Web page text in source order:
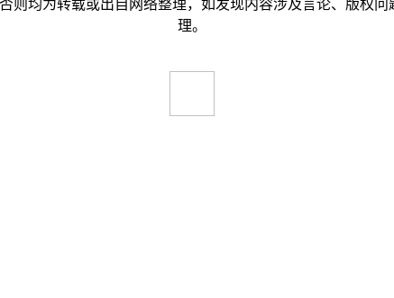
均为转载或出自网络整理，如发现内容涉及言论、版权
理。